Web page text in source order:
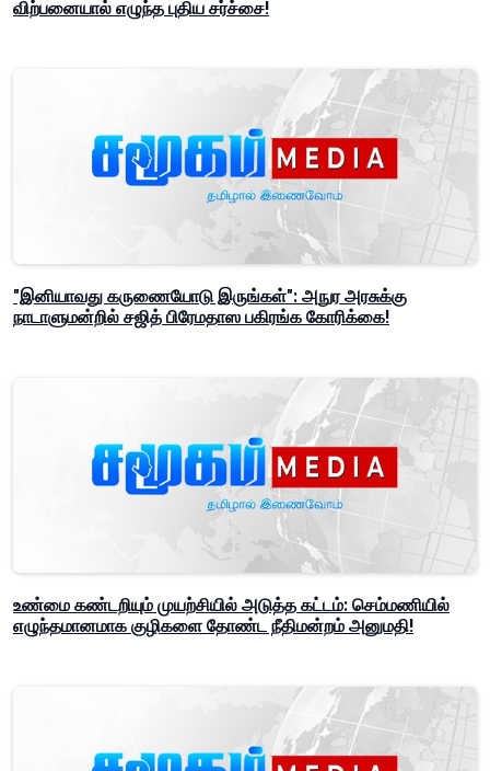
விற்பனையால் எழுந்த புதிய சர்ச்சை!
"இனியாவது கருணையோடு இருங்கள்": அநுர அரசுக்கு
நாடாளுமன்றில் சஜித் பிரேமதாஸ பகிரங்க கோரிக்கை!
உண்மை கண்டறியும் முயற்சியில் அடுத்த கட்டம்: செம்மணியில்
எழுந்தமானமாக குழிகளை தோண்ட நீதிமன்றம் அனுமதி!